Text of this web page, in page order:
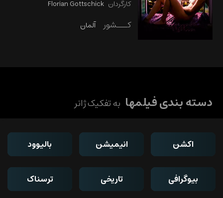
کارگردان Florian Gottschick
کـــشور آلمان
دسته بندی فیلمها به تفکیک ژانر
اکشن انیمیشن بالیوود
بیوگرافی تاریخی ترسناک